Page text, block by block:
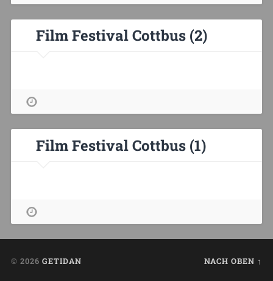
Film Festival Cottbus (2)
Film Festival Cottbus (1)
© 2026 GETIDAN NACH OBEN ↑